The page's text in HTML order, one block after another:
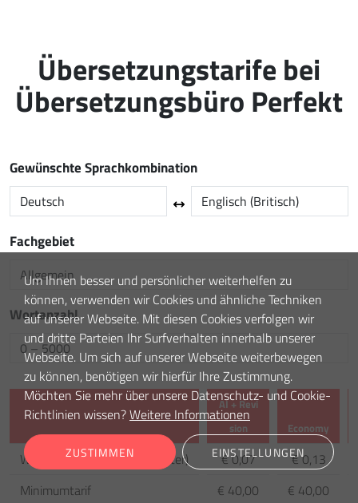
Übersetzungstarife bei
Übersetzungsbüro Perfekt
Gewünschte Sprachkombination
Fachgebiet
Wortanzahl
calculator.comparison_feature
AI + Revi
sion
Economy
Wortpreis(für 0 – 5000 Wörter) € 0,07
€ 0,13
Minimumtarif
€ 40,00 € 40,00
Um Ihnen besser und persönlicher weiterhelfen zu
können, verwenden wir Cookies und ähnliche Techniken
auf unserer Webseite. Mit diesen Cookies verfolgen wir
und dritte Parteien Ihr Surfverhalten innerhalb unserer
Webseite. Um sich auf unserer Webseite weiterbewegen
zu können, benötigen wir hierfür Ihre Zustimmung.
Möchten Sie mehr über unsere Datenschutz- und Cookie-
Richtlinien wissen?Weitere Informationen
ZUSTIMMEN EINSTELLUNGEN